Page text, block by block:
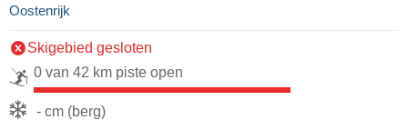
Oostenrijk
Skigebied gesloten
0 van 42 km piste open
- cm (berg)